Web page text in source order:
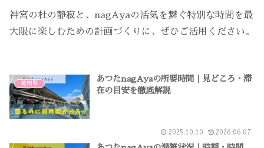
神宮の杜の静寂と、nagAyaの活気を繋ぐ特別な時間を最
大限に楽しむための計画づくりに、ぜひご活用ください。
愛知県
あつたnagAyaの所要時間｜見どころ・滞
在の目安を徹底解説
2025.10.10 2026.06.07